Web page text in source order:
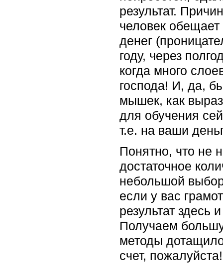
результат.
человек
денег
году, через
когда много
господа! И, да,
мышек, как
для обучения
т.е. на ваши
Понятно, что не
достаточное
небольшой
если у вас
результат здесь
Получаем
методы
счет, пожалуйста!